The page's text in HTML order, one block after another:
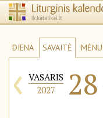
DIENA SAVAITĖ
‹ VASARIS
2027
28